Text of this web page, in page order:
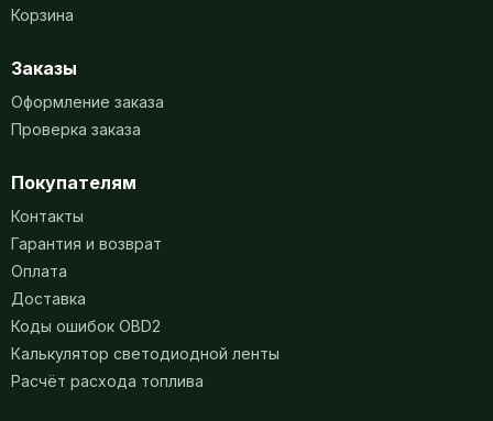
Корзина
Заказы
Оформление заказа
Проверка заказа
Покупателям
Контакты
Гарантия и возврат
Оплата
Доставка
Коды ошибок OBD2
Калькулятор светодиодной ленты
Расчёт расхода топлива